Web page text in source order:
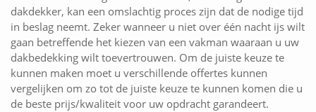
dakdekker, kan een omslachtig proces zijn dat de nodige tijd
in beslag neemt. Zeker wanneer u niet over één nacht ijs wilt
gaan betreffende het kiezen van een vakman waaraan u uw
dakbedekking wilt toevertrouwen. Om de juiste keuze te
kunnen maken moet u verschillende offertes kunnen
vergelijken om zo tot de juiste keuze te kunnen komen die u
de beste prijs/kwaliteit voor uw opdracht garandeert.